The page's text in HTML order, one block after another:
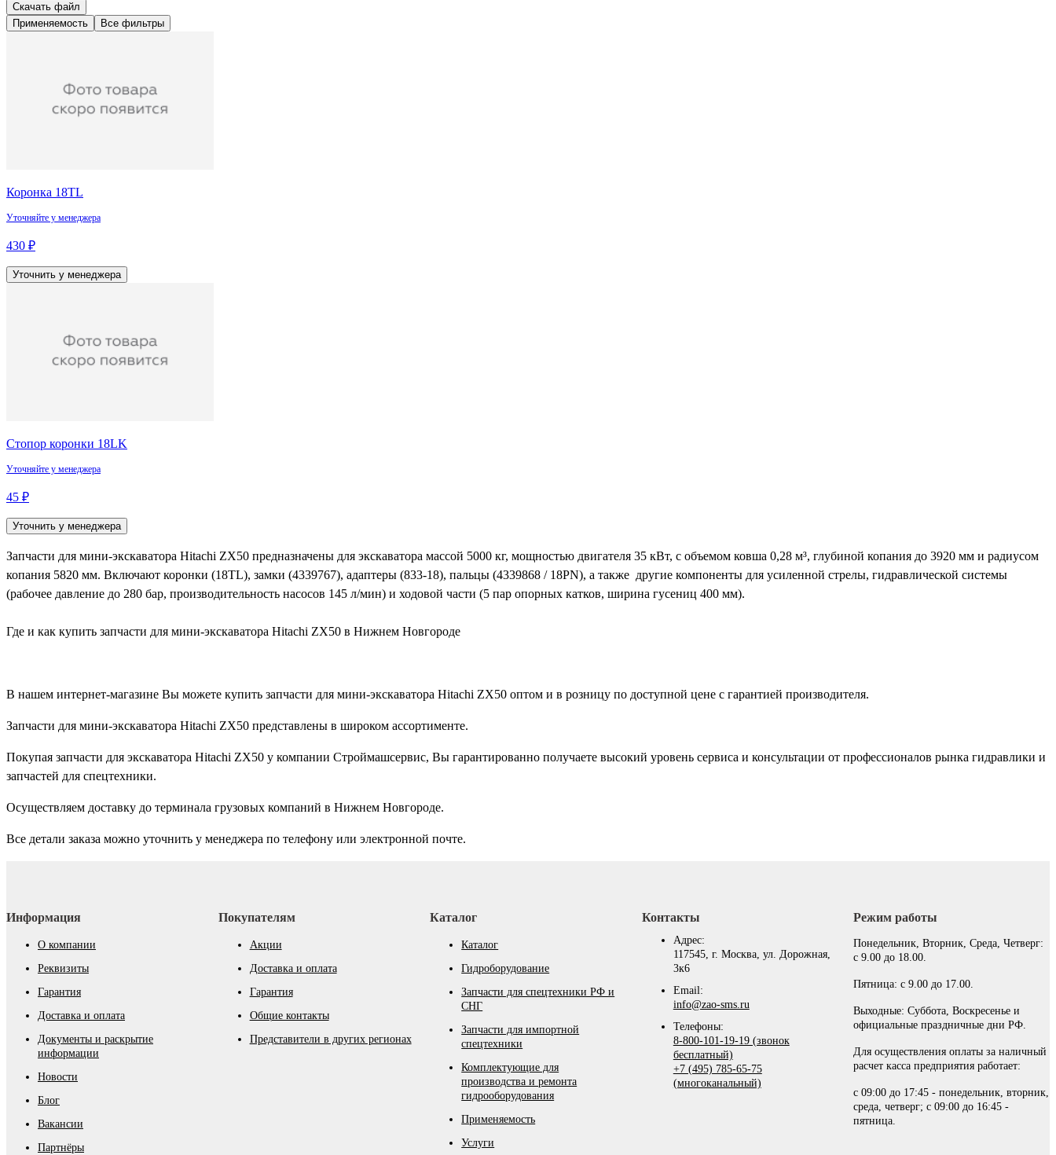
Скачать файл
Применяемость
Все фильтры
Коронка 18TL
Уточняйте у менеджера
430 ₽
Уточнить у менеджера
Стопор коронки 18LK
Уточняйте у менеджера
45 ₽
Уточнить у менеджера
Запчасти для мини-экскаватора Hitachi ZX50 предназначены для экскаватора массой 5000 кг, мощностью двигателя 35 кВт, с объемом ковша 0,28 м³, глубиной копания до 3920 мм и радиусом
копания 5820 мм. Включают коронки (18TL), замки (4339767), адаптеры (833-18), пальцы (4339868 / 18PN), а также другие компоненты для усиленной стрелы, гидравлической системы
(рабочее давление до 280 бар, производительность насосов 145 л/мин) и ходовой части (5 пар опорных катков, ширина гусениц 400 мм).
Где и как купить запчасти для мини-экскаватора Hitachi ZX50 в Нижнем Новгороде
В нашем интернет-магазине Вы можете купить запчасти для мини-экскаватора Hitachi ZX50 оптом и в розницу по доступной цене с гарантией производителя.
Запчасти для мини-экскаватора Hitachi ZX50 представлены в широком ассортименте.
Покупая запчасти для экскаватора Hitachi ZX50 у компании Строймашсервис, Вы гарантированно получаете высокий уровень сервиса и консультации от профессионалов рынка гидравлики и
запчастей для спецтехники.
Осуществляем доставку до терминала грузовых компаний в Нижнем Новгороде.
Все детали заказа можно уточнить у менеджера по телефону или электронной почте.
Информация
О компании
Реквизиты
Гарантия
Доставка и оплата
Документы и раскрытие
информации
Новости
Блог
Вакансии
Партнёры
Покупателям
Акции
Доставка и оплата
Гарантия
Общие контакты
Представители в других регионах
Каталог
Каталог
Гидроборудование
Запчасти для спецтехники РФ и
СНГ
Запчасти для импортной
спецтехники
Комплектующие для
производства и ремонта
гидрооборудования
Применяемость
Услуги
Контакты
Адрес:
117545, г. Москва, ул. Дорожная,
3к6
Email:
info@zao-sms.ru
Телефоны:
8-800-101-19-19 (звонок
бесплатный)
+7 (495) 785-65-75
(многоканальный)
Режим работы
Понедельник, Вторник, Среда, Четверг:
с 9.00 до 18.00.
Пятница: с 9.00 до 17.00.
Выходные: Суббота, Воскресенье и
официальные праздничные дни РФ.
Для осуществления оплаты за наличный
расчет касса предприятия работает:
с 09:00 до 17:45 - понедельник, вторник,
среда, четверг; с 09:00 до 16:45 -
пятница.